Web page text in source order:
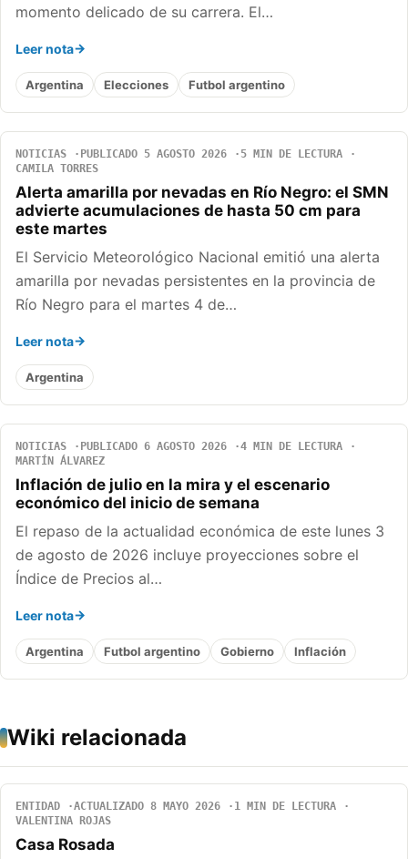
momento delicado de su carrera. El…
Leer nota
Argentina Elecciones Futbol argentino
NOTICIAS PUBLICADO 5 AGOSTO 2026
5 MIN DE LECTURA
CAMILA TORRES
Alerta amarilla por nevadas en Río Negro: el SMN
advierte acumulaciones de hasta 50 cm para
este martes
El Servicio Meteorológico Nacional emitió una alerta
amarilla por nevadas persistentes en la provincia de
Río Negro para el martes 4 de…
Leer nota
Argentina
NOTICIAS PUBLICADO 6 AGOSTO 2026
4 MIN DE LECTURA
MARTÍN ÁLVAREZ
Inflación de julio en la mira y el escenario
económico del inicio de semana
El repaso de la actualidad económica de este lunes 3
de agosto de 2026 incluye proyecciones sobre el
Índice de Precios al…
Leer nota
Argentina Futbol argentino Gobierno Inflación
Wiki relacionada
ENTIDAD ACTUALIZADO 8 MAYO 2026
1 MIN DE LECTURA
VALENTINA ROJAS
Casa Rosada